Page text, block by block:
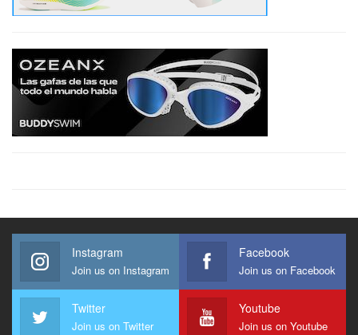
Instagram
Join us on Instagram
Facebook
Join us on Facebook
Twitter
Join us on Twitter
Youtube
Join us on Youtube